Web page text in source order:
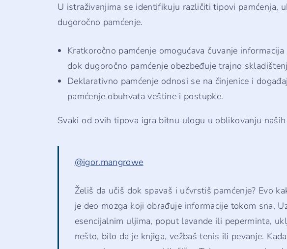
U istraživanjima se identifikuju različiti tipovi pamćenja,
dugoročno pamćenje.
Kratkoročno pamćenje omogućava čuvanje
dok dugoročno pamćenje obezbeđuje trajno
Deklarativno pamćenje odnosi se na činjenice i
pamćenje obuhvata veštine i postupke.
Svaki od ovih tipova igra bitnu ulogu u oblikovanju
@igor.mangrowe
Želiš da učiš dok spavaš i učvrstiš pamćenje? Evo
je deo mozga koji obrađuje informacije tokom sna.
esencijalnim uljima, poput lavande ili peperminta,
nešto, bilo da je knjiga, vežbaš tenis ili pevanje.